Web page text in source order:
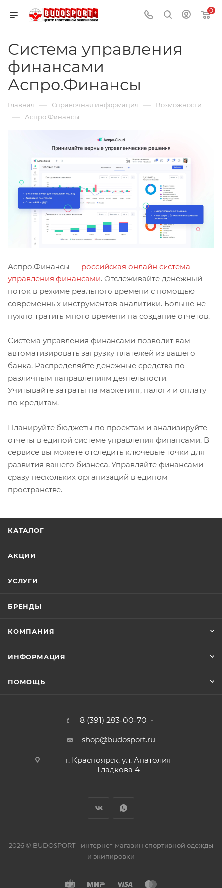
0
Система управления
финансами
Аспро.Финансы
Главная — Справочная информация — Возможности
— Аспро.Финансы
Аспро.Финансы — российская онлайн система
управления финансами. Отслеживайте денежный
поток в режиме реального времени с помощью
современных инструментов аналитики. Больше не
нужно тратить много времени на создание отчетов.
Система управления финансами позволит вам
автоматизировать загрузку платежей из вашего
банка. Распределяйте денежные средства по
различным направлениям деятельности.
Учитывайте затраты на маркетинг, налоги и оплату
по кредитам.
Планируйте бюджеты по проектам и анализируйте
отчеты в единой системе управления финансами. В
сервисе вы можете отследить ключевые точки для
развития вашего бизнеса. Управляйте финансами
сразу нескольких организаций в едином
пространстве.
КАТАЛОГ
АКЦИИ
УСЛУГИ
БРЕНДЫ
КОМПАНИЯ
ИНФОРМАЦИЯ
ПОМОЩЬ
8 (391) 283-00-70
shop@budosport.ru
г. Красноярск, ул. Анатолия
Гладкова 4
2026 © BUDOSPORT - интернет-магазин спортивной одежды
и экипировки